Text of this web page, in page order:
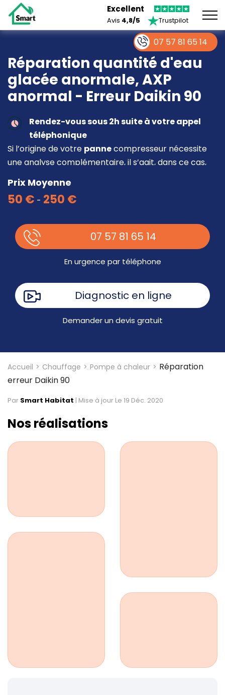
Excellent
Avis 4,8/5 Trustpilot
Réparation quantité d'eau
glacée anormale, AXP
anormal - Erreur Daikin 90
Rendez-vous sous 2h suite à votre appel
téléphonique
Si l’origine de votre pannecompresseur nécessite
une analyse complémentaire, il s’agit, dans ce cas,
d’une intervention à part entière demandant un
devis sur place.
Prix Moyenne
50 € - 250 €
07 57 81 65 14
En urgence par téléphone
Diagnostic en ligne
Demander un devis gratuit
Accueil Chauffage Pompe à chaleur
Réparation
erreur Daikin 90
Par Smart Habitat | Mise à jour Le 19 Déc. 2020
Nos réalisations
07 57 81 65 14